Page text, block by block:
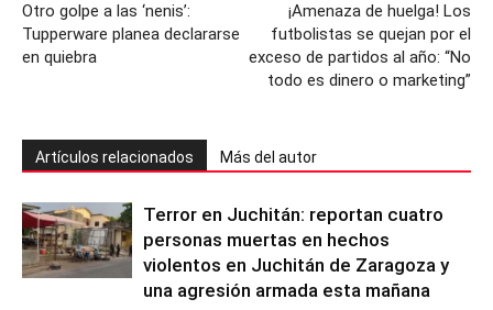
Otro golpe a las ‘nenis’:
Tupperware planea declararse
en quiebra
¡Amenaza de huelga! Los
futbolistas se quejan por el
exceso de partidos al año: “No
todo es dinero o marketing”
Artículos relacionados Más del autor
Terror en Juchitán: reportan cuatro
personas muertas en hechos
violentos en Juchitán de Zaragoza y
una agresión armada esta mañana